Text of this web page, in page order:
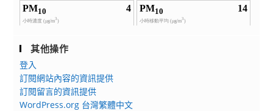
其他操作
登入
訂閱網站內容的資訊提供
訂閱留言的資訊提供
WordPress.org 台灣繁體中文